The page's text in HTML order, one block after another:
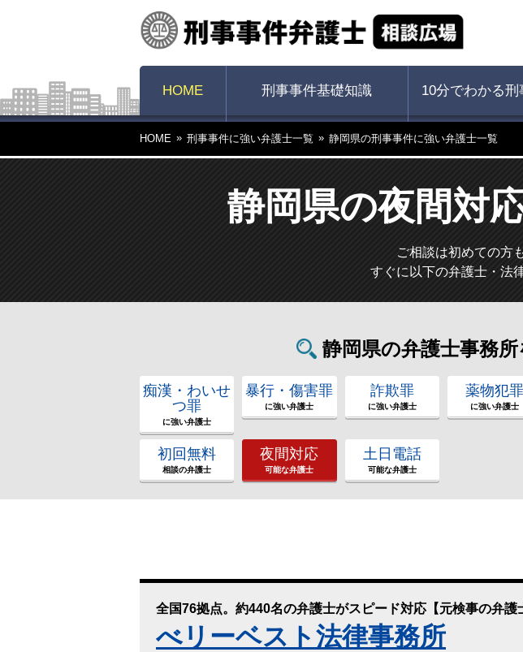
HOME 刑事事件基礎知識 10分でわかる刑
HOME 刑事事件に強い弁護士一覧 静岡県の刑事事件に強い弁護士一覧
静岡県の夜間対
ご相談は初めての方
すぐに以下の弁護士・法
静岡県の弁護士事務所
痴漢・わいせ
つ罪
に強い弁護士
暴行・傷害罪
に強い弁護士
詐欺罪
に強い弁護士
薬物犯罪
に強い弁護士
初回無料
相談の弁護士
夜間対応
可能な弁護士
土日電話
可能な弁護士
全国76拠点。約440名の弁護士がスピード対応【元検事の弁護
べリーベスト法律事務所